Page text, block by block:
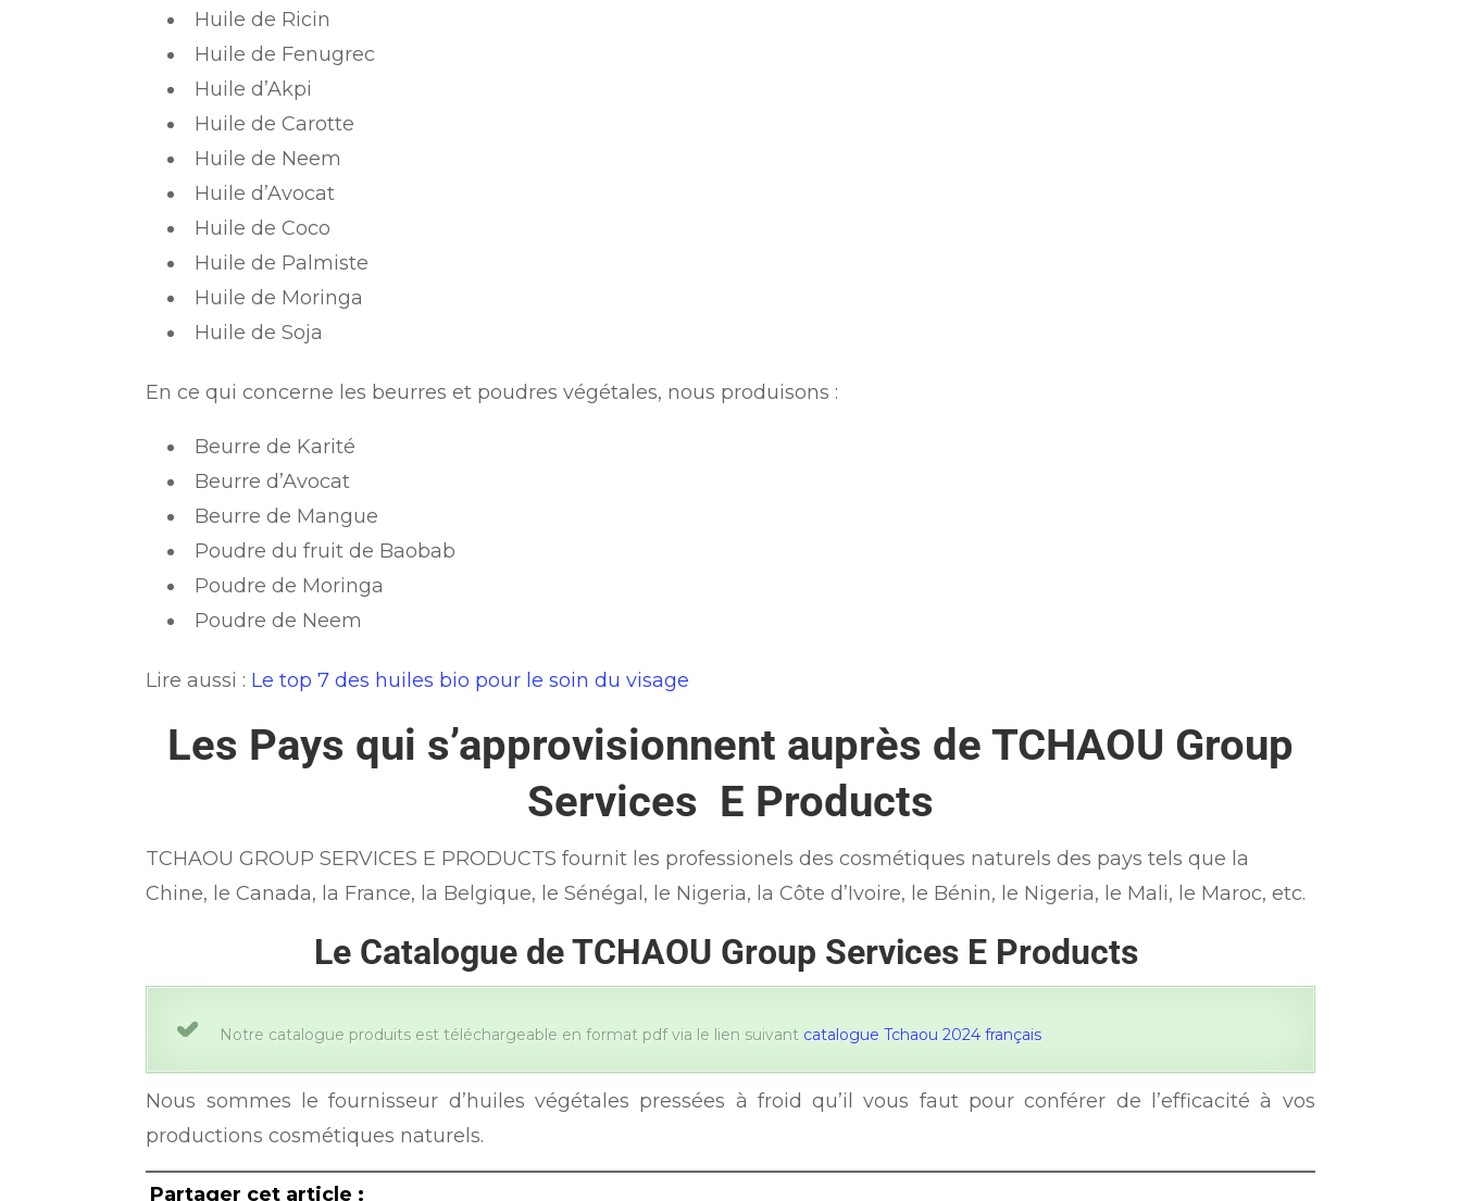
Huile de Ricin
Huile de Fenugrec
Huile d’Akpi
Huile de Carotte
Huile de Neem
Huile d’Avocat
Huile de Coco
Huile de Palmiste
Huile de Moringa
Huile de Soja
En ce qui concerne les beurres et poudres végétales, nous produisons :
Beurre de Karité
Beurre d’Avocat
Beurre de Mangue
Poudre du fruit de Baobab
Poudre de Moringa
Poudre de Neem
Lire aussi : Le top 7 des huiles bio pour le soin du visage
Les Pays qui s’approvisionnent auprès de TCHAOU Group
Services E Products
TCHAOU GROUP SERVICES E PRODUCTS fournit les professionels des cosmétiques naturels des pays tels que la
Chine, le Canada, la France, la Belgique, le Sénégal, le Nigeria, la Côte d’Ivoire, le Bénin, le Nigeria, le Mali, le Maroc, etc.
Le Catalogue de TCHAOU Group Services E Products
Notre catalogue produits est téléchargeable en format pdf via le lien suivant catalogue Tchaou 2024 français
Nous sommes le fournisseur d’huiles végétales pressées à froid qu’il vous faut pour conférer de l’efficacité à vos
productions cosmétiques naturels.
Partager cet article :